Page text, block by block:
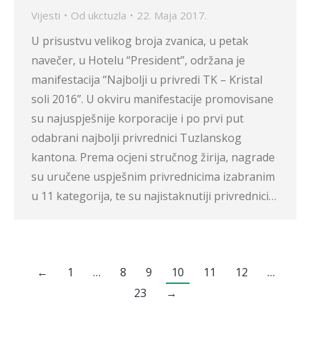
Vijesti Od ukctuzla 22. Maja 2017.
U prisustvu velikog broja zvanica, u petak
navečer, u Hotelu “President”, održana je
manifestacija “Najbolji u privredi TK – Kristal
soli 2016”. U okviru manifestacije promovisane
su najuspješnije korporacije i po prvi put
odabrani najbolji privrednici Tuzlanskog
kantona. Prema ocjeni stručnog žirija, nagrade
su uručene uspješnim privrednicima izabranim
u 11 kategorija, te su najistaknutiji privrednici…
← 1 … 8 9 10 11 12
…
23
→